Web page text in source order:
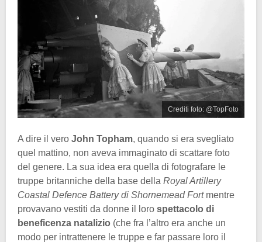
Crediti foto: @TopFoto
A dire il vero John Topham, quando si era svegliato
quel mattino, non aveva immaginato di scattare foto
del genere. La sua idea era quella di fotografare le
truppe britanniche della base della Royal Artillery
Coastal Defence Battery di Shornemead Fort mentre
provavano vestiti da donne il loro spettacolo di
beneficenza natalizio (che fra l’altro era anche un
modo per intrattenere le truppe e far passare loro il